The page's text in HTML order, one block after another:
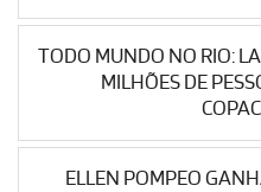
TODO MUNDO NO RIO:
MILHÕES DE
ELLEN POMPEO